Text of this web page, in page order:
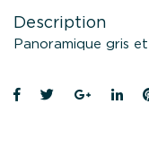
Description
Panoramique gris